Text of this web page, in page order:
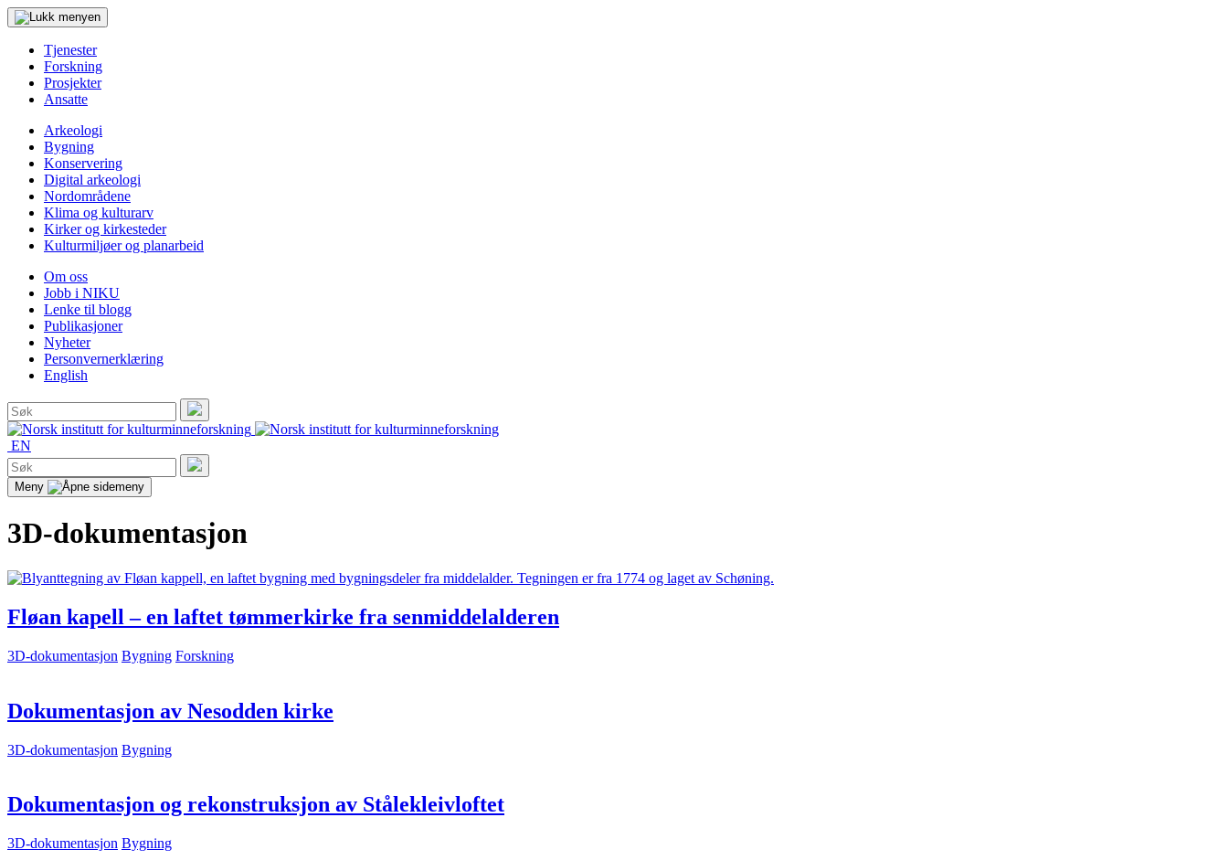
Tjenester
Forskning
Prosjekter
Ansatte
Arkeologi
Bygning
Konservering
Digital arkeologi
Nordområdene
Klima og kulturarv
Kirker og kirkesteder
Kulturmiljøer og planarbeid
Om oss
Jobb i NIKU
Lenke til blogg
Publikasjoner
Nyheter
Personvernerklæring
English
Søk
etter:
Søk
EN
Søk
etter:
Søk
Meny
3D-dokumentasjon
Fløan kapell – en laftet tømmerkirke fra senmiddelalderen
3D-dokumentasjon Bygning Forskning
Dokumentasjon av Nesodden kirke
3D-dokumentasjon Bygning
Dokumentasjon og rekonstruksjon av Stålekleivloftet
3D-dokumentasjon Bygning